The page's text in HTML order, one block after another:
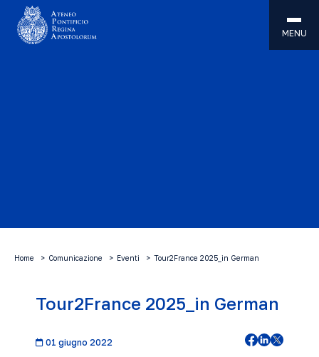
MENU
Home Comunicazione Eventi Tour2France 2025_in German
Tour2France 2025_in German
01 giugno 2022